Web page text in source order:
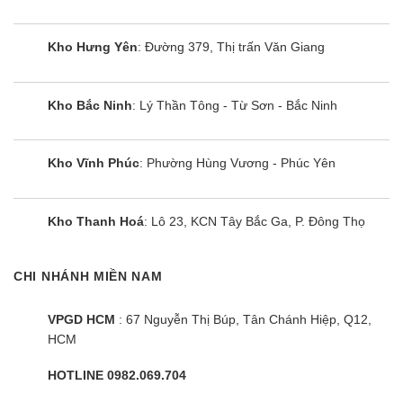
Cùng Chủ Đề:
Điều hòa TCL TAC-09CSD/TPG31 |
Kho Hưng Yên: Đường 379, Thị trấn Văn Giang
Kho Bắc Ninh: Lý Thần Tông - Từ Sơn - Bắc Ninh
Kho Vĩnh Phúc: Phường Hùng Vương - Phúc Yên
Kho Thanh Hoá: Lô 23, KCN Tây Bắc Ga, P. Đông Thọ
CHI NHÁNH MIỀN NAM
VPGD HCM : 67 Nguyễn Thị Búp, Tân Chánh Hiệp, Q12,
HCM
HOTLINE 0982.069.704